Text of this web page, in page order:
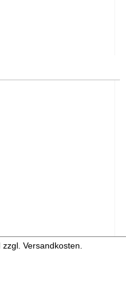
Versandkosten.